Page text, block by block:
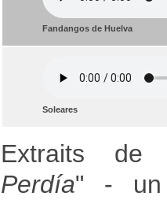
Fandangos de Huelva
Soleares
Extraits de
Perdía" - un